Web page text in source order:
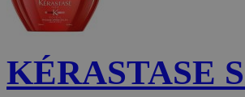
KÉRASTASE